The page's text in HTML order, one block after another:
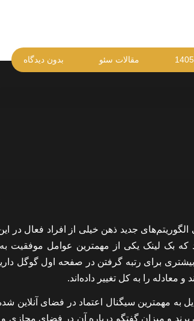
مقالات سئو بدون دیدگاه
جدید ذهن خیلی از افراد فعال در
بک لینک یکی از مهمترین عوامل موفقیت
برای رتبه گرفتن در صفحه اول گوگل
را به کل تغییر داده‌اند.
به مهمترین سیگنال اعتماد در فضای آنلاین
برند و میزان گفتگو درباره آن در فضای مجازی